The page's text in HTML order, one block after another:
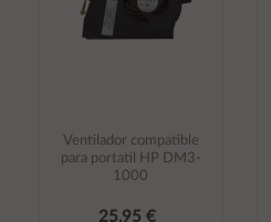
Ventilador compatible
para portatil HP DM3-
1000
25,95 €